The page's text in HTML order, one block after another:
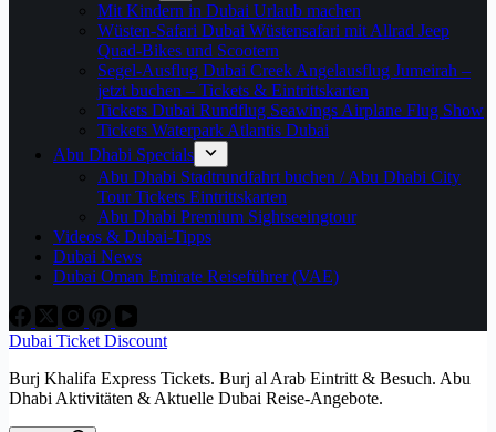
Mit Kindern in Dubai Urlaub machen
Wüsten-Safari Dubai Wüstensafari mit Allrad Jeep
Quad-Bikes und Scootern
Segel-Ausflug Dubai Creek Angelausflug Jumeirah –
jetzt buchen – Tickets & Eintrittskarten
Tickets Dubai Rundflug Seawings Airplane Flug Show
Tickets Waterpark Atlantis Dubai
Abu Dhabi Specials
Abu Dhabi Stadtrundfahrt buchen / Abu Dhabi City
Tour Tickets Eintrittskarten
Abu Dhabi Premium Sightseeingtour
Videos & Dubai-Tipps
Dubai News
Dubai Oman Emirate Reiseführer (VAE)
Dubai Ticket Discount
Burj Khalifa Express Tickets. Burj al Arab Eintritt & Besuch. Abu
Dhabi Aktivitäten & Aktuelle Dubai Reise-Angebote.